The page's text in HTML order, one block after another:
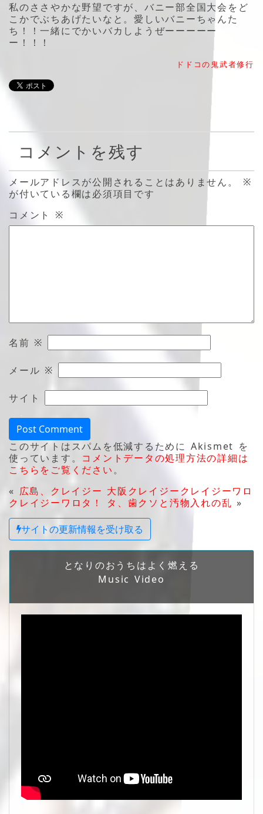
私のささやかな野望ですが、バニー部全国大会をど
こかでぶちあげたいなと。愛しいバニーちゃんた
ち！！一緒にでかいバカしようぜーーーーー
ー！！！
ドドコの鬼武者修行
コメントを残す
メールアドレスが公開されることはありません。
※
が付いている欄は必須項目です
コメント ※
名前 ※
メール ※
サイト
このサイトはスパムを低減するために Akismet を
使っています。 コメントデータの処理方法の詳細は
こちらをご覧ください。
« 広島、クレイジー
クレイジーワロタ！
大阪クレイジークレイジーワロ
タ、歯クソと汚物入れの乱 »
サイトの更新情報を受け取る
となりのおうちはよく燃える
Music Video